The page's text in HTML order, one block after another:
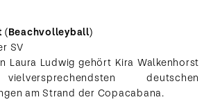
(Beachvolleyball)
SV
Laura Ludwig gehört Kira Walkenhorst
deutschen
am Strand der Copacabana.